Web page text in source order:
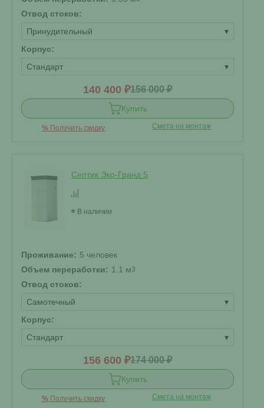
Отвод стоков:
Принудительный
▾
Корпус:
Стандарт
▾
140 400 ₽156 000 ₽
Купить
% Получить скидку Смета на монтаж
Септик Эко-Гранд 5
В наличии
Проживание: 5 человек
Объем переработки: 1.1 м3
Отвод стоков:
Самотечный
▾
Корпус:
Стандарт
▾
156 600 ₽174 000 ₽
Купить
% Получить скидку Смета на монтаж